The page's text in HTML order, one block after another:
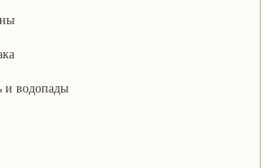
и водопады